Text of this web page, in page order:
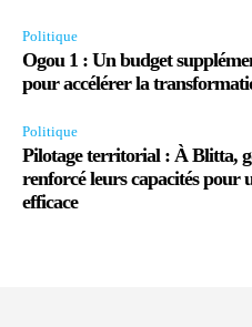
Politique
Ogou 1 : Un budget
pour accélérer la
Politique
Pilotage territorial : À Blitta,
renforcé leurs capacités pour
efficace